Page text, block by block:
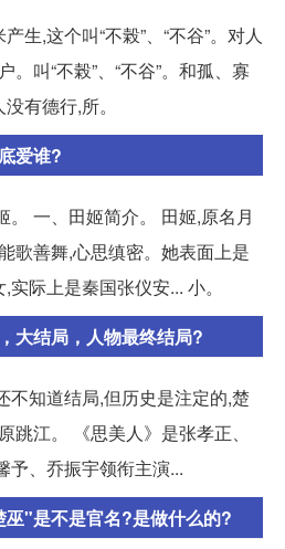
生,这个叫“不榖”、“不谷”。对人
叫“不榖”、“不谷”。和孤、寡
有德行,所。
爱谁?
。 一、田姬简介。 田姬,原名月
歌善舞,心思缜密。她表面上是
际上是秦国张仪安... 小。
大结局，人物最终结局?
不知道结局,但历史是注定的,楚
跳江。 《思美人》是张孝正、
予、乔振宇领衔主演...
巫"是不是官名?是做什么的?